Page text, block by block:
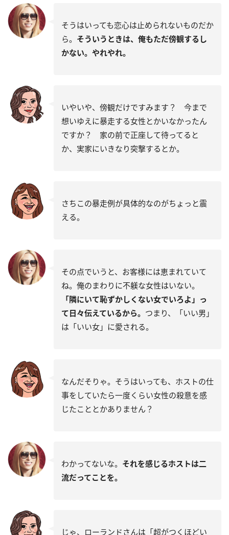
そうはいっても恋心は止められないものだか
ら。 そういうときは、俺もただ傍観するし
かない。やれやれ。
いやいや、傍観だけですみます？ 今まで
想いゆえに暴走する女性とかいなかったん
ですか？ 家の前で正座して待ってると
か、実家にいきなり突撃するとか。
さちこの暴走例が具体的なのがちょっと震
える。
その点でいうと、お客様には恵まれていて
ね。俺のまわりに不躾な女性はいない。
「隣にいて恥ずかしくない女でいろよ」っ
て日々伝えているから。 つまり、「いい男」
は「いい女」に愛される。
なんだそりゃ。そうはいっても、ホストの仕
事をしていたら一度くらい女性の殺意を感
じたこととかありません？
わかってないな。 それを感じるホストは二
流だってことを。
じゃ、ローランドさんは「超がつくほどい